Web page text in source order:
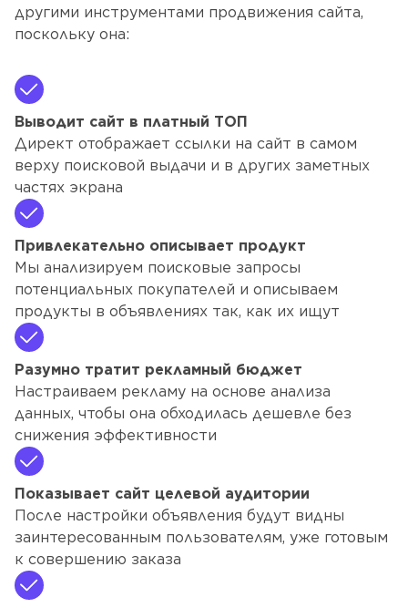
другими инструментами продвижения сайта,
поскольку она:
Выводит сайт в платный ТОП
Директ отображает ссылки на сайт в самом
верху поисковой выдачи и в других заметных
частях экрана
Привлекательно описывает продукт
Мы анализируем поисковые запросы
потенциальных покупателей и описываем
продукты в объявлениях так, как их ищут
Разумно тратит рекламный бюджет
Настраиваем рекламу на основе анализа
данных, чтобы она обходилась дешевле без
снижения эффективности
Показывает сайт целевой аудитории
После настройки объявления будут видны
заинтересованным пользователям, уже готовым
к совершению заказа